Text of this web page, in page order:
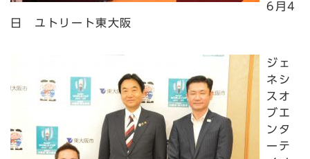
6月4
日 ユトリート東大阪
ジェ
ネシ
スオ
ブエ
ンタ
ーテ